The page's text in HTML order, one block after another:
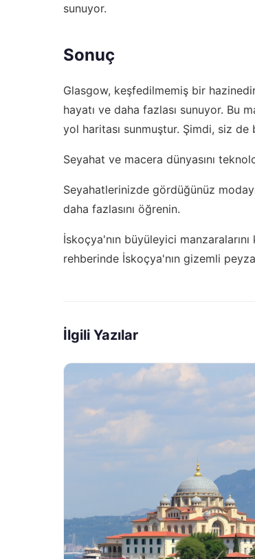
sunuyor.
Sonuç
Glasgow, keşfedilmemiş bir
hayatı ve daha fazlası sunuyor. Bu
yol haritası sunmuştur. Şimdi, siz de
Seyahat ve macera dünyasını
Seyahatlerinizde gördüğünüz
daha fazlasını öğrenin.
İskoçya'nın büyüleyici
rehberinde İskoçya'nın gizemli
İlgili Yazılar